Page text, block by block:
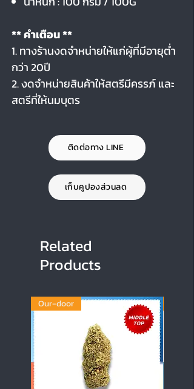
** คำเตือน **
1. ทางร้านงดจำหน่ายให้แก่ผู้ที่มีอายุต่ำ
กว่า 20ปี
2. งดจำหน่ายสินค้าให้สตรีมีครรภ์ และ
สตรีที่ให้นมบุตร
ติดต่อทาง LINE
เก็บคูปองส่วนลด
Related
Products
Our-door